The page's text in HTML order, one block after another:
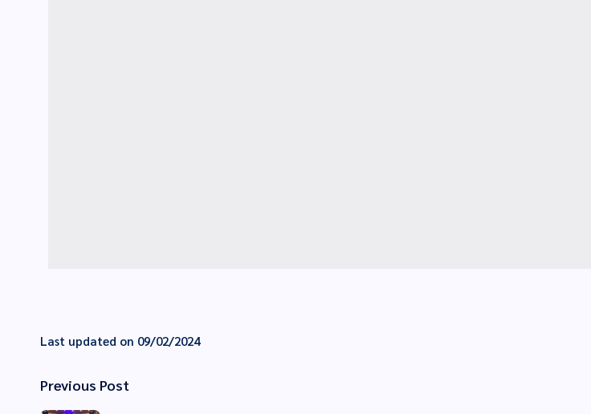
Last updated on 09/02/2024
Previous Post